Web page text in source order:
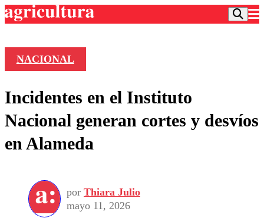
Frecuencias
Agricultura TV
Deportes
Colo Colo
Seleccion Chilena
Torneo Internacional
Entretención
Economía
Internacional
Publicaciones en medios
Opinión
NACIONAL
Incidentes en el Instituto
Nacional generan cortes y desvíos
en Alameda
por Thiara Julio
mayo 11, 2026